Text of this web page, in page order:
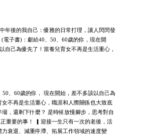
年後的我自己：優雅的日常打理，讓人閃閃發
電子書)：獻給40、50、60歲的你，現在開
自己為優先了！當養兒育女不再是生活重心，
50、60歲的你， 現在開始，差不多該以自己為
女不再是生活重心，職涯和人際關係也大致底
場，還剩下什麼？ 是時候放慢腳步，思考對自
重要的事！ ▎迎接一生只有一次的老後，活
力衰退、減重停滯、拓展工作領域的速度變